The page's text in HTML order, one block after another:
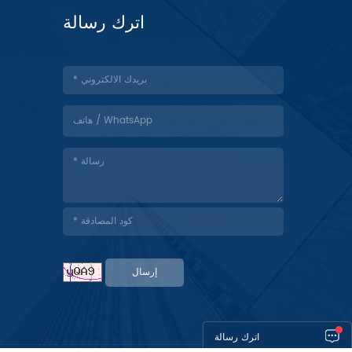
اترك رسالة
إرسال
اترك رسالة